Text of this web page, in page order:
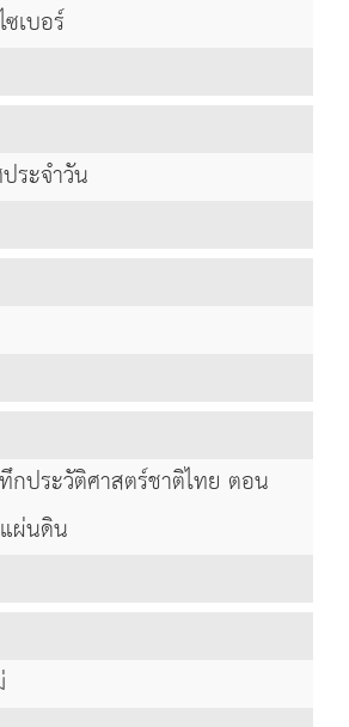
เบอร์
ระจำวัน
กประวัติศาสตร์ชาติไทย ตอน
ผ่นดิน